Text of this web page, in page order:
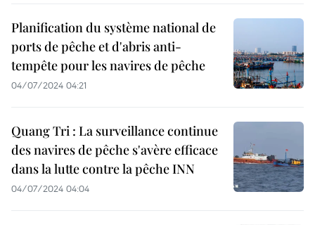
Planification du système national de
ports de pêche et d'abris anti-
tempête pour les navires de pêche
04/07/2024 04:21
Quang Tri : La surveillance continue
des navires de pêche s'avère efficace
dans la lutte contre la pêche INN
04/07/2024 04:04